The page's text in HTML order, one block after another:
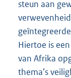
steun aan
Hiertoe is
van Afrika
thema’s